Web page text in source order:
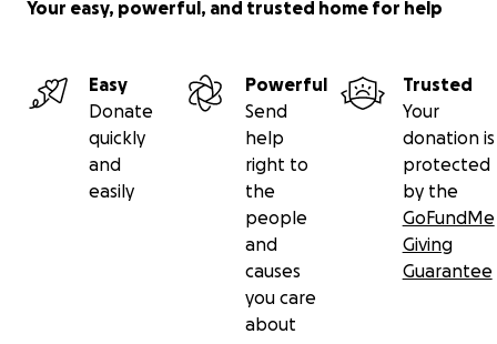
Your easy, powerful, and trusted home for help
Easy
Donate
quickly
and
easily
Powerful
Send
help
right to
the
people
and
causes
you care
about
Trusted
Your
donation is
protected
by the
GoFundMe
Giving
Guarantee